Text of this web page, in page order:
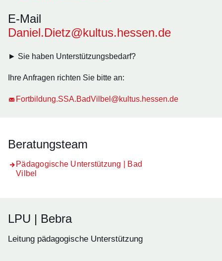
E-Mail
Daniel.Dietz@kultus.hessen.de
► Sie haben Unterstützungsbedarf?
Ihre Anfragen richten Sie bitte an:
Fortbildung.SSA.BadVilbel@kultus.hessen.de
Beratungsteam
Pädagogische Unterstützung | Bad
Vilbel
LPU | Bebra
Leitung pädagogische Unterstützung